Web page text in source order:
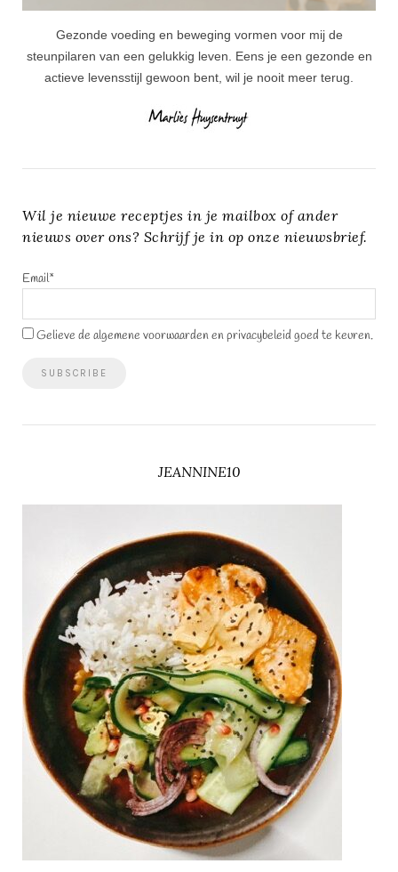
Gezonde voeding en beweging vormen voor mij de
steunpilaren van een gelukkig leven. Eens je een gezonde en
actieve levensstijl gewoon bent, wil je nooit meer terug.
Wil je nieuwe receptjes in je mailbox of ander
nieuws over ons? Schrijf je in op onze nieuwsbrief.
Email*
Gelieve de algemene voorwaarden en privacybeleid goed te keuren.
JEANNINE10